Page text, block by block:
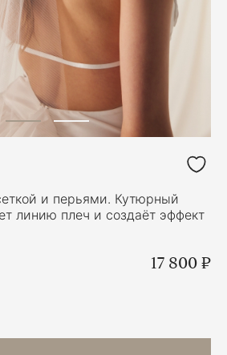
и перьями. Кутюрный
линию плеч и создаёт эффект
17 800 ₽